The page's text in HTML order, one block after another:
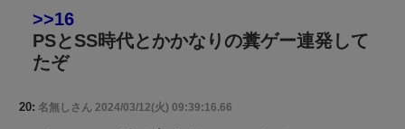
>>16
PSとSS時代とかかなりの糞ゲー連発して
たぞ
20: 名無しさん 2024/03/12(火) 09:39:16.66